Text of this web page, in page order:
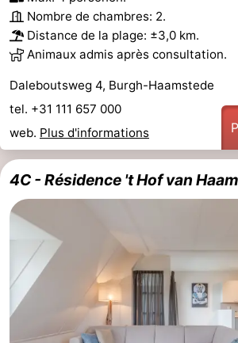
Nombre de chambres: 2.
Distance de la plage: ±3,0 km.
Animaux admis après consultation.
Daleboutsweg 4, Burgh-Haamstede
tel. +31 111 657 000
web. Plus d'informations
4C - Résidence 't Hof van